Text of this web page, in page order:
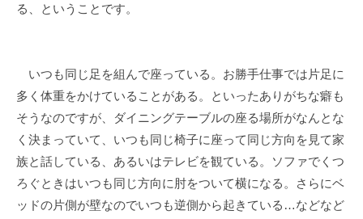
る、ということです。
いつも同じ足を組んで座っている。お勝手仕事では片足に
多く体重をかけていることがある。といったありがちな癖も
そうなのですが、ダイニングテーブルの座る場所がなんとな
く決まっていて、いつも同じ椅子に座って同じ方向を見て家
族と話している、あるいはテレビを観ている。ソファでくつ
ろぐときはいつも同じ方向に肘をついて横になる。さらにベ
ッドの片側が壁なのでいつも逆側から起きている…などなど